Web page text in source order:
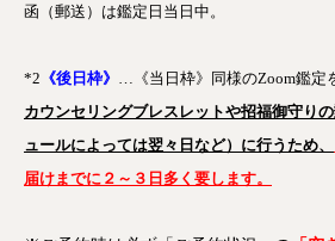
函（郵送）は鑑定日当日中。
*2 《後日枠》
…《当日枠》同様のZoom鑑定
カウンセリングブレスレットや招福御守り
ュールによっては翌々日など）に行うため、
届けまでに２～３日多く要します。